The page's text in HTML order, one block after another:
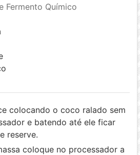
Fermento Químico
colocando o coco ralado sem
e batendo até ele ficar
reserve.
coloque no processador a